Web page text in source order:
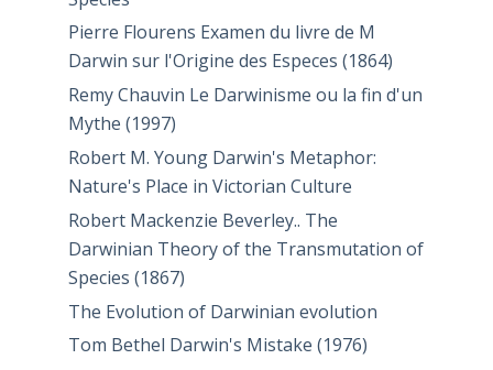
Pierre Flourens Examen du livre de M
Darwin sur l'Origine des Especes (1864)
Remy Chauvin Le Darwinisme ou la fin d'un
Mythe (1997)
Robert M. Young Darwin's Metaphor:
Nature's Place in Victorian Culture
Robert Mackenzie Beverley.. The
Darwinian Theory of the Transmutation of
Species (1867)
The Evolution of Darwinian evolution
Tom Bethel Darwin's Mistake (1976)